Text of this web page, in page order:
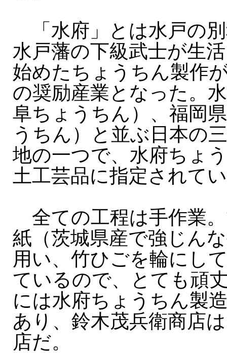
「水府」とは水戸の
水戸藩の下級武士が生
始めたちょうちん製作
の奨励産業となった。
阜ちょうちん）、福岡
うちん）と並ぶ日本の
地の一つで、水府ちょ
土工芸品に指定されて
全ての工程は手作業
紙（茨城県産で強じん
用い、竹ひごを輪にし
ているので、とても頑
には水府ちょうちん製
あり、鈴木茂兵衛商店
店だ。